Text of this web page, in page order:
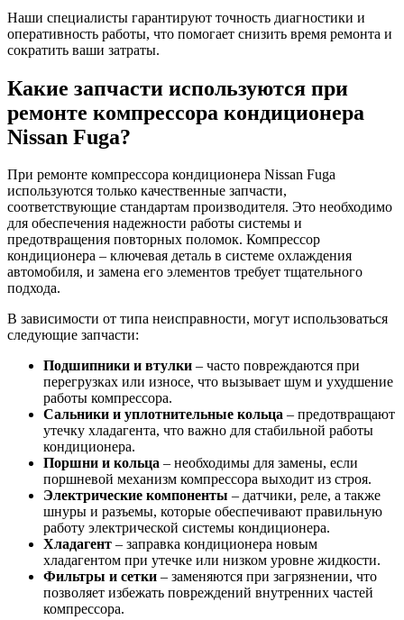
Наши специалисты гарантируют точность диагностики и
оперативность работы, что помогает снизить время ремонта и
сократить ваши затраты.
Какие запчасти используются при
ремонте компрессора кондиционера
Nissan Fuga?
При ремонте компрессора кондиционера Nissan Fuga
используются только качественные запчасти,
соответствующие стандартам производителя. Это необходимо
для обеспечения надежности работы системы и
предотвращения повторных поломок. Компрессор
кондиционера – ключевая деталь в системе охлаждения
автомобиля, и замена его элементов требует тщательного
подхода.
В зависимости от типа неисправности, могут использоваться
следующие запчасти:
Подшипники и втулки – часто повреждаются при
перегрузках или износе, что вызывает шум и ухудшение
работы компрессора.
Сальники и уплотнительные кольца – предотвращают
утечку хладагента, что важно для стабильной работы
кондиционера.
Поршни и кольца – необходимы для замены, если
поршневой механизм компрессора выходит из строя.
Электрические компоненты – датчики, реле, а также
шнуры и разъемы, которые обеспечивают правильную
работу электрической системы кондиционера.
Хладагент – заправка кондиционера новым
хладагентом при утечке или низком уровне жидкости.
Фильтры и сетки – заменяются при загрязнении, что
позволяет избежать повреждений внутренних частей
компрессора.